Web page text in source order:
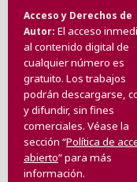
Acceso y Derechos de
Autor El acceso
al contenido digital de
cualquier número es
gratuito. Los trabajos
podrán descargarse,
y difundir, sin fines
comerciales. Véase la
sección “Política de
abierto” para más
información.